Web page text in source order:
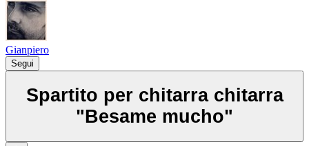
Gianpiero
Segui
Spartito per chitarra chitarra
"Besame mucho"